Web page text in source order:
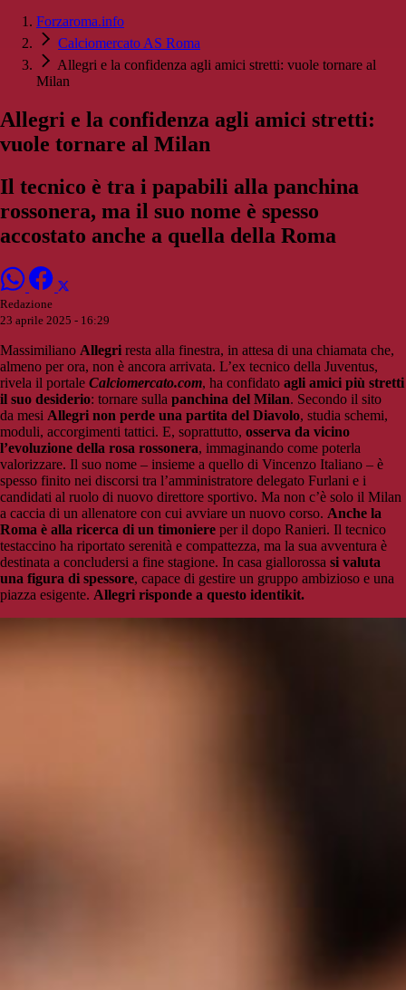
Forzaroma.info
Calciomercato AS Roma
Allegri e la confidenza agli amici stretti: vuole tornare al
Milan
Allegri e la confidenza agli amici stretti:
vuole tornare al Milan
Il tecnico è tra i papabili alla panchina
rossonera, ma il suo nome è spesso
accostato anche a quella della Roma
Redazione
23 aprile 2025 - 16:29
Massimiliano Allegri resta alla finestra, in attesa di una chiamata che,
almeno per ora, non è ancora arrivata. L’ex tecnico della Juventus,
rivela il portale Calciomercato.com, ha confidato agli amici più stretti
il suo desiderio: tornare sulla panchina del Milan. Secondo il sito
da mesi Allegri non perde una partita del Diavolo, studia schemi,
moduli, accorgimenti tattici. E, soprattutto, osserva da vicino
l’evoluzione della rosa rossonera, immaginando come poterla
valorizzare. Il suo nome – insieme a quello di Vincenzo Italiano – è
spesso finito nei discorsi tra l’amministratore delegato Furlani e i
candidati al ruolo di nuovo direttore sportivo. Ma non c’è solo il Milan
a caccia di un allenatore con cui avviare un nuovo corso. Anche la
Roma è alla ricerca di un timoniere per il dopo Ranieri. Il tecnico
testaccino ha riportato serenità e compattezza, ma la sua avventura è
destinata a concludersi a fine stagione. In casa giallorossa si valuta
una figura di spessore, capace di gestire un gruppo ambizioso e una
piazza esigente. Allegri risponde a questo identikit.